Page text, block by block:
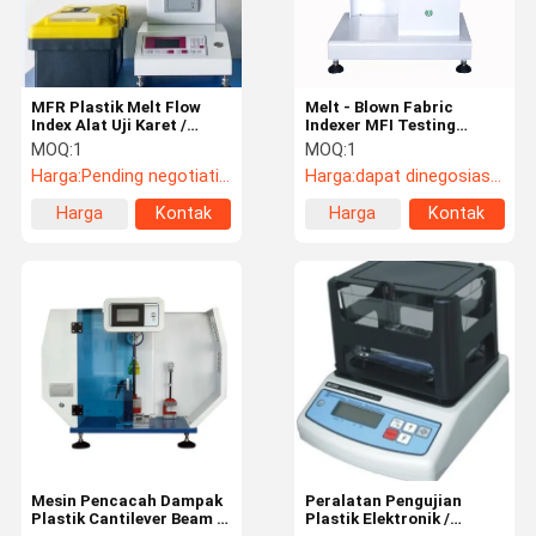
Video
Tentang
Kami
Melt - Blown Fabric
Indexer MFI Testing
Machine Rentang Waktu
Pemotongan 1-999s
Adjustable
MOQ:1
Harga:dapat dinegosiasikan
Harga
Kontak
MFR Plastik Melt Flow
Index Alat Uji Karet /
Mesin Uji Plastik
MOQ:1
Harga:Pending negotiation
Harga
Kontak
Peralatan Pengujian
Plastik Elektronik /
Mesin Pencacah Dampak
Plastik Cantilever Beam /